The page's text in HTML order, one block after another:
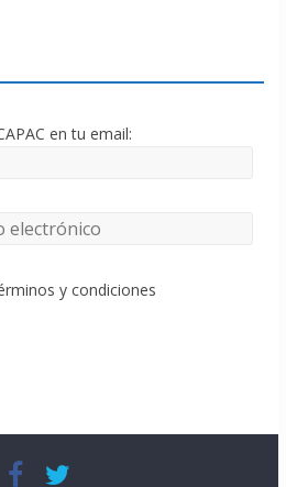
en tu email:
y condiciones